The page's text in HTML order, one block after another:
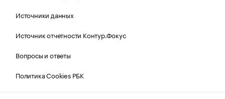
Источники данных
Источник отчетности Контур.Фокус
Вопросы и ответы
Политика Cookies РБК